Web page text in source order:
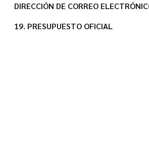
DIRECCIÓN DE CORREO
19. PRESUPUESTO OFICIAL